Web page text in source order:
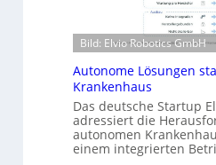
e
l
-
2
Z
e
r
o
b
o
t
c
s
e
r
Bild: Elvio Robotics GmbH
Autonome Lösungen
Krankenhaus
Das deutsche Startup
adressiert die
autonomen
einem integrierten